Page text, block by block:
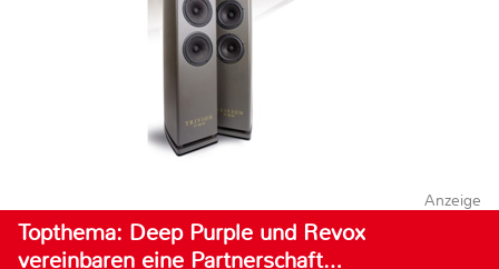
Anzeige
Topthema: Deep Purple und Revox
vereinbaren eine Partnerschaft…